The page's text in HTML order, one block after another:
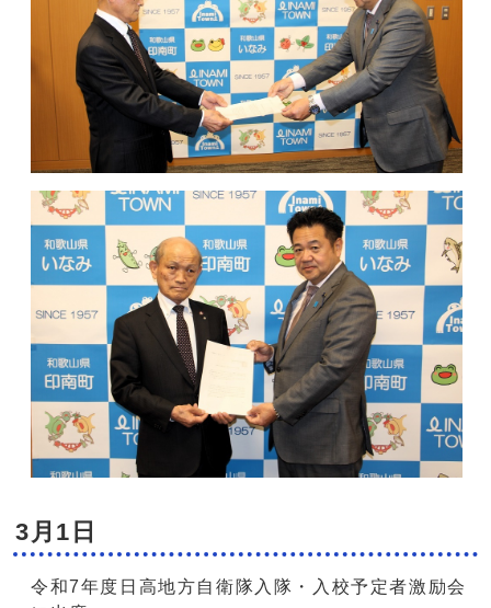
3月1日
令和7年度日高地方自衛隊入隊・入校予定者激励会